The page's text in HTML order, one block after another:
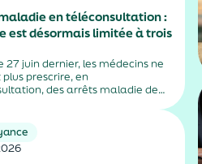
en téléconsultation :
est désormais limitée à trois
27 juin dernier, les médecins ne
prescrire, en
des arrêts maladie de
et fiscales, s'inscrit dans un
plus...